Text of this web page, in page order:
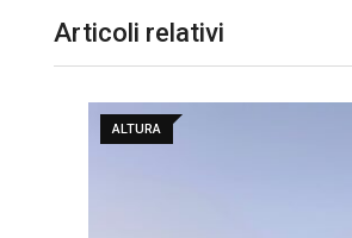
Articoli relativi
ALTURA